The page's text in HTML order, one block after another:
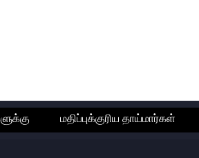
மதிப்புக்குரிய தாய்மார்கள்